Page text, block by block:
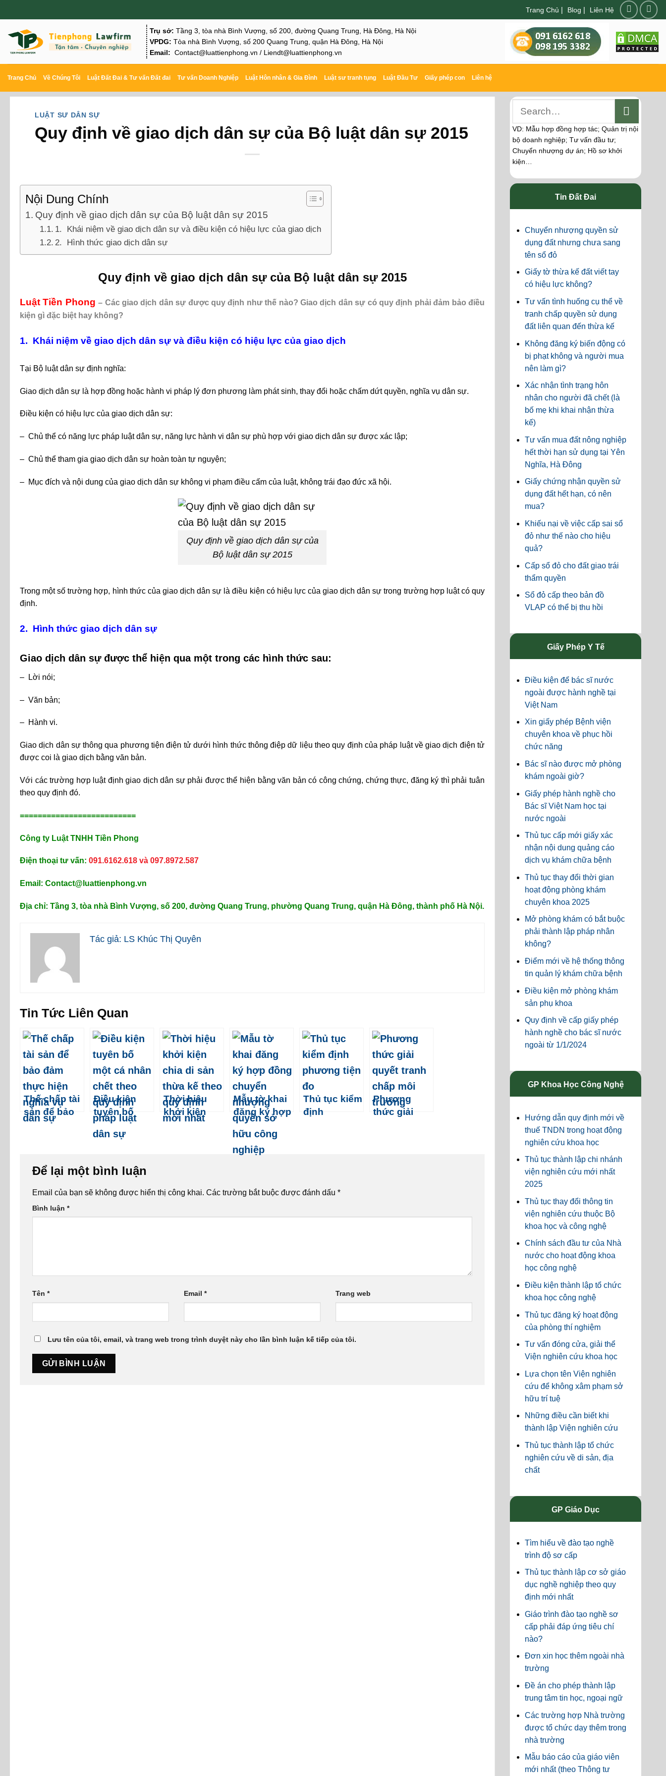
nội
dung
Trang Chủ | Blog | Liên Hệ
Trụ sở: Tầng 3, tòa nhà Bình Vượng, số 200, đường Quang Trung, Hà Đông, Hà Nội
VPDG: Tòa nhà Bình Vượng, số 200 Quang Trung, quận Hà Đông, Hà Nội
Email: Contact@luattienphong.vn / Liendt@luattienphong.vn
Trang Chủ Về Chúng Tôi Luật Đất Đai & Tư vấn Đất đai Tư vấn Doanh Nghiệp Luật Hôn nhân & Gia Đình Luật sư tranh tụng Luật Đầu Tư Giấy phép con Liên hệ
LUẬT SƯ DÂN SỰ
Quy định về giao dịch dân sự của Bộ luật dân sự 2015
Nội Dung Chính
Quy định về giao dịch dân sự của Bộ luật dân sự 2015
1. Khái niệm về giao dịch dân sự và điều kiện có hiệu lực của giao dịch
2. Hình thức giao dịch dân sự
Quy định về giao dịch dân sự của Bộ luật dân sự 2015
Luật Tiền Phong– Các giao dịch dân sự được quy định như thế nào? Giao dịch dân sự có quy định phải đảm bảo điều
kiện gì đặc biệt hay không?
1. Khái niệm về giao dịch dân sự và điều kiện có hiệu lực của giao dịch
Tại Bộ luật dân sự định nghĩa:
Giao dịch dân sự là hợp đồng hoặc hành vi pháp lý đơn phương làm phát sinh, thay đổi hoặc chấm dứt quyền, nghĩa vụ dân sự.
Điều kiện có hiệu lực của giao dịch dân sự:
– Chủ thể có năng lực pháp luật dân sự, năng lực hành vi dân sự phù hợp với giao dịch dân sự được xác lập;
– Chủ thể tham gia giao dịch dân sự hoàn toàn tự nguyện;
– Mục đích và nội dung của giao dịch dân sự không vi phạm điều cấm của luật, không trái đạo đức xã hội.
Quy định về giao dịch dân sự của
Bộ luật dân sự 2015
Trong một số trường hợp, hình thức của giao dịch dân sự là điều kiện có hiệu lực của giao dịch dân sự trong trường hợp luật có quy
định.
2. Hình thức giao dịch dân sự
Giao dịch dân sự được thể hiện qua một trong các hình thức sau:
– Lời nói;
– Văn bản;
– Hành vi.
Giao dịch dân sự thông qua phương tiện điện tử dưới hình thức thông điệp dữ liệu theo quy định của pháp luật về giao dịch điện tử
được coi là giao dịch bằng văn bản.
Với các trường hợp luật định giao dịch dân sự phải được thể hiện bằng văn bản có công chứng, chứng thực, đăng ký thì phải tuân
theo quy định đó.
==========================
Công ty Luật TNHH Tiền Phong
Điện thoại tư vấn: 091.6162.618 và 097.8972.587
Email: Contact@luattienphong.vn
Địa chỉ: Tầng 3, tòa nhà Bình Vượng, số 200, đường Quang Trung, phường Quang Trung, quận Hà Đông, thành phố Hà Nội.
Tác giả: LS Khúc Thị Quyên
Tin Tức Liên Quan
Thế chấp tài
sản để bảo
đảm thực
Điều kiện
tuyên bố
một cá nhân
chết theo
dân sự
Thời hiệu
khởi kiện
chia di sản
Mẫu tờ khai
đăng ký hợp
đồng
chuyển
nhượng
nghiệp mới
Thủ tục kiểm
định
Phương
thức giải
Để lại một bình luận
Email của bạn sẽ không được hiển thị công khai. Các trường bắt buộc được đánh dấu *
Bình luận *
Tên * Email * Trang web
Lưu tên của tôi, email, và trang web trong trình duyệt này cho lần bình luận kế tiếp của tôi.
VD: Mẫu hợp đồng hợp tác; Quản trị nội
bộ doanh nghiệp; Tư vấn đầu tư;
Chuyển nhượng dự án; Hồ sơ khởi
kiện…
Tin Đất Đai
Chuyển nhượng quyền sử
dụng đất nhưng chưa sang
tên sổ đỏ
Giấy tờ thừa kế đất viết tay
có hiệu lực không?
Tư vấn tình huống cụ thể về
tranh chấp quyền sử dụng
đất liên quan đến thừa kế
Không đăng ký biến động có
bị phạt không và người mua
nên làm gì?
Xác nhận tình trạng hôn
nhân cho người đã chết (là
bố mẹ khi khai nhận thừa
kế)
Tư vấn mua đất nông nghiệp
hết thời hạn sử dụng tại Yên
Nghĩa, Hà Đông
Giấy chứng nhận quyền sử
dụng đất hết hạn, có nên
mua?
Khiếu nại về việc cấp sai sổ
đỏ như thế nào cho hiệu
quả?
Cấp sổ đỏ cho đất giao trái
thẩm quyền
Sổ đỏ cấp theo bản đồ
VLAP có thể bị thu hồi
Giấy Phép Y Tế
Điều kiện để bác sĩ nước
ngoài được hành nghề tại
Việt Nam
Xin giấy phép Bệnh viện
chuyên khoa về phục hồi
chức năng
Bác sĩ nào được mở phòng
khám ngoài giờ?
Giấy phép hành nghề cho
Bác sĩ Việt Nam học tại
nước ngoài
Thủ tục cấp mới giấy xác
nhận nội dung quảng cáo
dịch vụ khám chữa bệnh
Thủ tục thay đổi thời gian
hoạt động phòng khám
chuyên khoa 2025
Mở phòng khám có bắt buộc
phải thành lập pháp nhân
không?
Điểm mới về hệ thống thông
tin quản lý khám chữa bệnh
Điều kiện mở phòng khám
sản phụ khoa
Quy định về cấp giấy phép
hành nghề cho bác sĩ nước
ngoài từ 1/1/2024
GP Khoa Học Công Nghệ
Hướng dẫn quy định mới về
thuế TNDN trong hoạt động
nghiên cứu khoa học
Thủ tục thành lập chi nhánh
viện nghiên cứu mới nhất
2025
Thủ tục thay đổi thông tin
viện nghiên cứu thuộc Bộ
khoa học và công nghệ
Chính sách đầu tư của Nhà
nước cho hoạt động khoa
học công nghệ
Điều kiện thành lập tổ chức
khoa học công nghệ
Thủ tục đăng ký hoạt động
của phòng thí nghiệm
Tư vấn đóng cửa, giải thể
Viện nghiên cứu khoa học
Lựa chọn tên Viện nghiên
cứu để không xâm phạm sở
hữu trí tuệ
Những điều cần biết khi
thành lập Viện nghiên cứu
Thủ tục thành lập tổ chức
nghiên cứu về di sản, địa
chất
GP Giáo Dục
Tìm hiểu về đào tạo nghề
trình độ sơ cấp
Thủ tục thành lập cơ sở giáo
dục nghề nghiệp theo quy
định mới nhất
Giáo trình đào tạo nghề sơ
cấp phải đáp ứng tiêu chí
nào?
Đơn xin học thêm ngoài nhà
trường
Đề án cho phép thành lập
trung tâm tin học, ngoại ngữ
Các trường hợp Nhà trường
được tổ chức dạy thêm trong
nhà trường
Mẫu báo cáo của giáo viên
mới nhất (theo Thông tư